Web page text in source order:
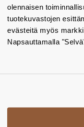
olennaisen
tuotekuvastojen
evästeitä myös
Napsauttamalla
BIM-objektit
Yhteystiedot
Tiedotteet